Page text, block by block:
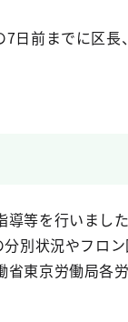
日前までに区長
等を行いました
別状況やフロ
東京労働局各